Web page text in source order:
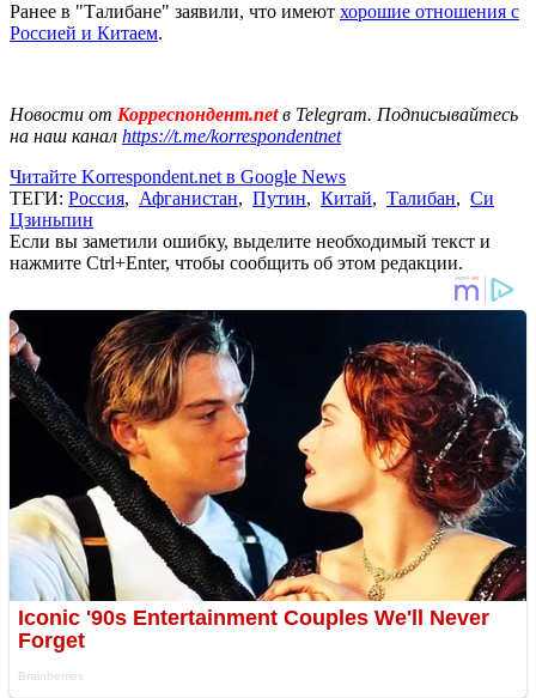
Ранее в "Талибане" заявили, что имеют хорошие отношения с
Россией и Китаем.
Новости от Корреспондент.netв Telegram. Подписывайтесь
на наш канал https://t.me/korrespondentnet
Читайте Korrespondent.net в Google News
ТЕГИ: Россия, Афганистан, Путин, Китай, Талибан, Си
Цзиньпин
Если вы заметили ошибку, выделите необходимый текст и
нажмите Ctrl+Enter, чтобы сообщить об этом редакции.